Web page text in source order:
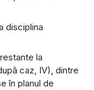
disciplina
la
caz, IV), dintre
în planul de